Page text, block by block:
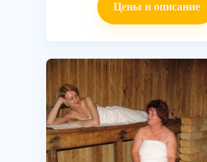
Цены и описание